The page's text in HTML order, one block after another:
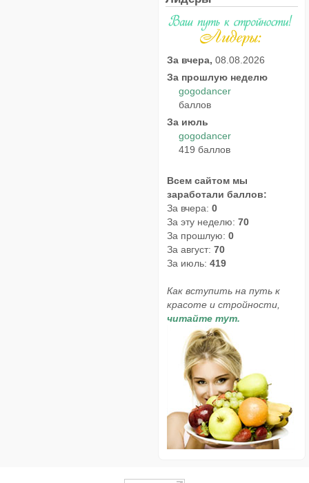
За вчера, 08.08.2026
За прошлую неделю
gogodancer
баллов
За июль
gogodancer
419 баллов
Всем сайтом мы
заработали баллов:
За вчера: 0
За эту неделю: 70
За прошлую: 0
За август: 70
За июль: 419
Как вступить на путь к
красоте и стройности,
читайте тут.